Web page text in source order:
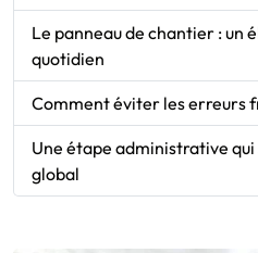
Le panneau de chantier : un
quotidien
Comment éviter les erreurs
Une étape administrative
global